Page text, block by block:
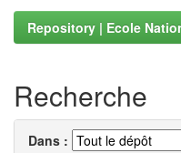
Repository | Ecole
Recherche
Dans :